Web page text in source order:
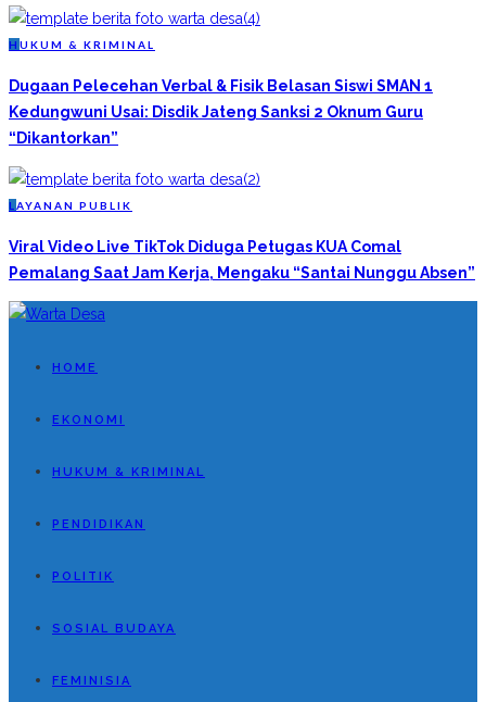
H UKUM & KRIMINAL
Dugaan Pelecehan Verbal & Fisik Belasan Siswi SMAN 1
Kedungwuni Usai: Disdik Jateng Sanksi 2 Oknum Guru
“Dikantorkan”
L AYANAN PUBLIK
Viral Video Live TikTok Diduga Petugas KUA Comal
Pemalang Saat Jam Kerja, Mengaku “Santai Nunggu Absen”
HOME
EKONOMI
HUKUM & KRIMINAL
PENDIDIKAN
POLITIK
SOSIAL BUDAYA
FEMINISIA